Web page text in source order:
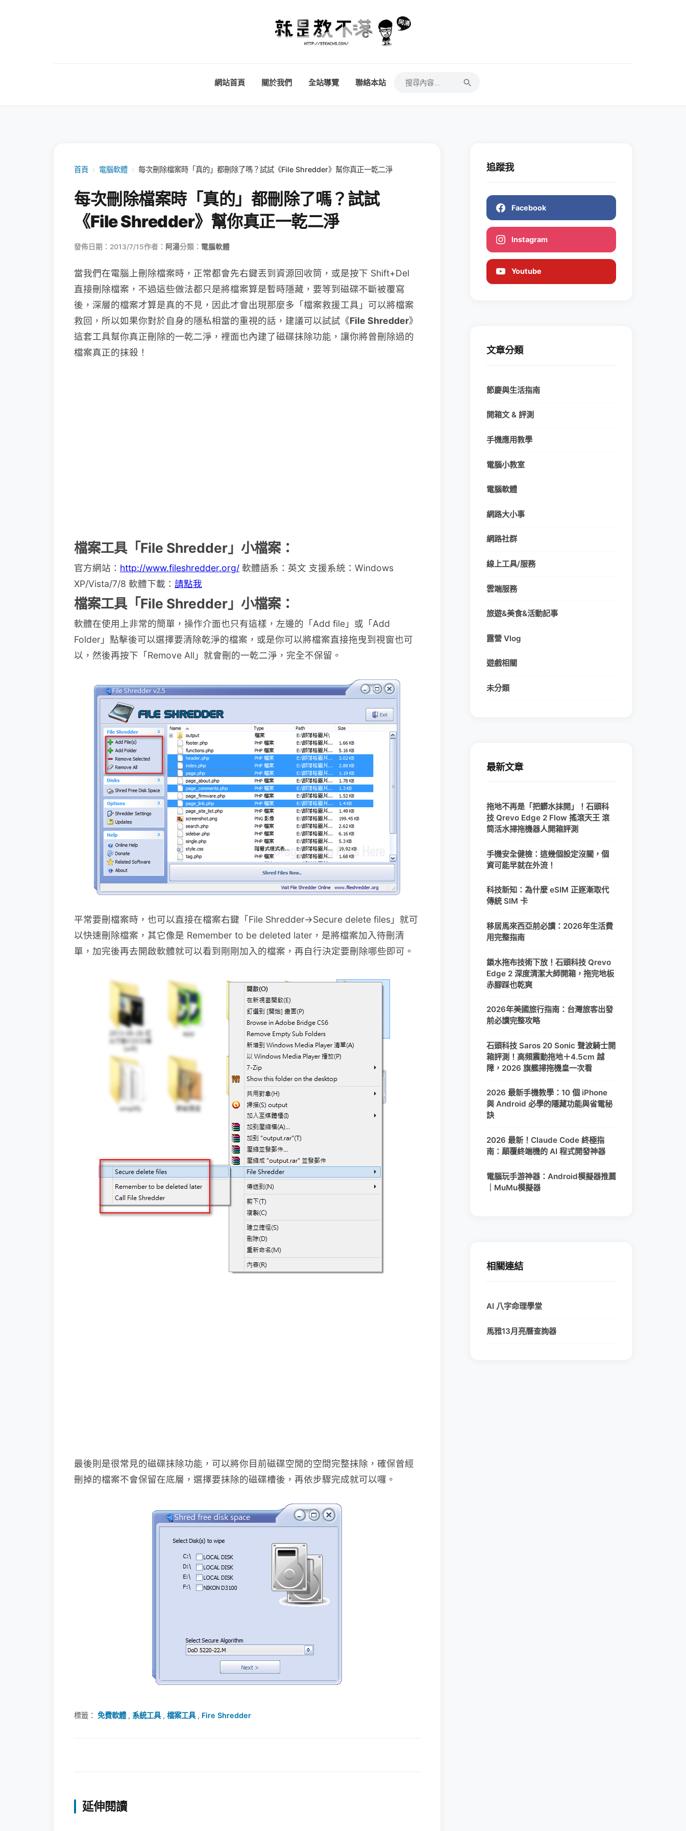
網站首頁 關於我們 全站導覽 聯絡本站
首頁 › 電腦軟體 › 每次刪除檔案時「真的」都刪除了嗎？試試《File Shredder》幫你真正一乾二淨
每次刪除檔案時「真的」都刪除了嗎？試試
《File Shredder》幫你真正一乾二淨
發佈日期：2013/7/15作者： 阿湯分類： 電腦軟體
當我們在電腦上刪除檔案時，正常都會先右鍵丟到資源回收筒，或是按下 Shift+Del
直接刪除檔案，不過這些做法都只是將檔案算是暫時隱藏，要等到磁碟不斷被覆寫
後，深層的檔案才算是真的不見，因此才會出現那麼多「檔案救援工具」可以將檔案
救回，所以如果你對於自身的隱私相當的重視的話，建議可以試試《File Shredder》
這套工具幫你真正刪除的一乾二淨，裡面也內建了磁碟抹除功能，讓你將曾刪除過的
檔案真正的抹殺！
檔案工具「File Shredder」小檔案：
官方網站： http://www.fileshredder.org/ 軟體語系：英文 支援系統：Windows
XP/Vista/7/8 軟體下載： 請點我
檔案工具「File Shredder」小檔案：
軟體在使用上非常的簡單，操作介面也只有這樣，左邊的「Add file」或「Add
Folder」點擊後可以選擇要清除乾淨的檔案，或是你可以將檔案直接拖曳到視窗也可
以，然後再按下「Remove All」就會刪的一乾二淨，完全不保留。
平常要刪檔案時，也可以直接在檔案右鍵「File Shredder→Secure delete files」就可
以快速刪除檔案，其它像是 Remember to be deleted later，是將檔案加入待刪清
單，加完後再去開啟軟體就可以看到剛剛加入的檔案，再自行決定要刪除哪些即可。
最後則是很常見的磁碟抹除功能，可以將你目前磁碟空閒的空間完整抹除，確保曾經
刪掉的檔案不會保留在底層，選擇要抹除的磁碟槽後，再依步驟完成就可以囉。
標籤： 免費軟體, 系統工具, 檔案工具, Fire Shredder
延伸閱讀
追蹤我
Facebook
Instagram
Youtube
文章分類
節慶與生活指南
開箱文 & 評測
手機應用教學
電腦小教室
電腦軟體
網路大小事
網路社群
線上工具/服務
雲端服務
旅遊&美食&活動記事
露營 Vlog
遊戲相關
未分類
最新文章
拖地不再是「把髒水抹開」！石頭科
技 Qrevo Edge 2 Flow 搖滾天王 滾
筒活水掃拖機器人開箱評測
手機安全健檢：這幾個設定沒關，個
資可能早就在外流！
科技新知：為什麼 eSIM 正逐漸取代
傳統 SIM 卡
移居馬來西亞前必讀：2026年生活費
用完整指南
鎖水拖布技術下放！石頭科技 Qrevo
Edge 2 深度清潔大師開箱，拖完地板
赤腳踩也乾爽
2026年美國旅行指南：台灣旅客出發
前必讀完整攻略
石頭科技 Saros 20 Sonic 聲波騎士開
箱評測！高頻震動拖地＋4.5cm 越
障，2026 旗艦掃拖機皇一次看
2026 最新手機教學：10 個 iPhone
與 Android 必學的隱藏功能與省電秘
訣
2026 最新！Claude Code 終極指
南：顛覆終端機的 AI 程式開發神器
電腦玩手游神器：Android模擬器推薦
｜MuMu模擬器
相關連結
AI 八字命理學堂
馬雅13月亮曆查詢器